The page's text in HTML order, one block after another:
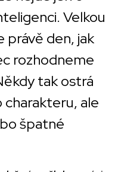
Velkou
právě den, jak
rozhodneme
tak ostrá
ale
špatné